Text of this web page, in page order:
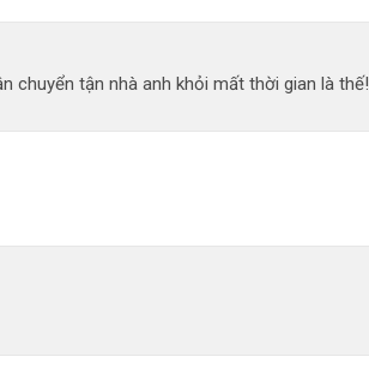
chuyển tận nhà anh khỏi mất thời gian là thế!